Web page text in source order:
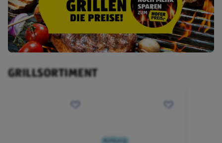
GRILLSORTIMENT
Kühlung